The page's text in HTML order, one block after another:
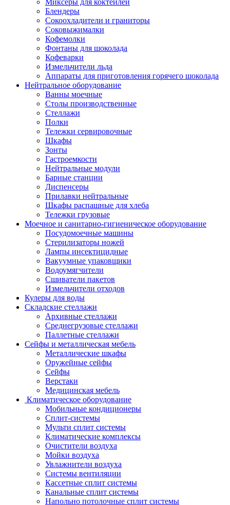
Миксеры для коктейлей
Блендеры
Сокоохладители и граниторы
Соковыжималки
Кофемолки
Фонтаны для шоколада
Кофеварки
Измельчители льда
Аппараты для приготовления горячего шоколада
Нейтральное оборудование
Ванны моечные
Столы производственные
Стеллажи
Полки
Тележки сервировочные
Шкафы
Зонты
Гастроемкости
Нейтральные модули
Барные станции
Диспенсеры
Прилавки нейтральные
Шкафы распашные для хлеба
Тележки грузовые
Моечное и санитарно-гигиеническое оборудование
Посудомоечные машины
Стерилизаторы ножей
Лампы инсектицидные
Вакуумные упаковщики
Водоумягчители
Сшиватели пакетов
Измельчители отходов
Кулеры для воды
Складские стеллажи
Архивные стеллажи
Среднегрузовые стеллажи
Паллетные стеллажи
Сейфы и металлическая мебель
Металлические шкафы
Оружейные сейфы
Сейфы
Верстаки
Медицинская мебель
Климатическое оборудование
Мобильные кондиционеры
Сплит-системы
Мульти сплит системы
Климатические комплексы
Очистители воздуха
Мойки воздуха
Увлажнители воздуха
Системы вентиляции
Кассетные сплит системы
Канальные сплит системы
Напольно потолочные сплит системы